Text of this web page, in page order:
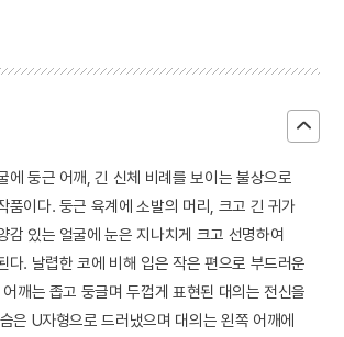
에 둥근 어깨, 긴 신체 비례를 보이는 불상으로
품이다. 둥근 육계에 소발의 머리, 크고 긴 귀가
감 있는 얼굴에 눈은 지나치게 크고 선명하여
다. 날렵한 코에 비해 입은 작은 편으로 부드러운
깨는 좁고 둥글며 두껍게 표현된 대의는 전신을
은 U자형으로 드러냈으며 대의는 왼쪽 어깨에